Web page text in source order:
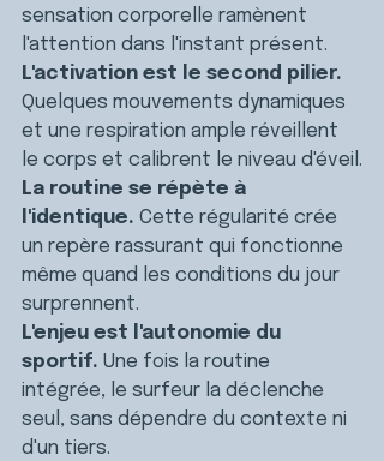
sensation corporelle ramènent
l'attention dans l'instant présent.
L'activation est le second pilier.
Quelques mouvements dynamiques
et une respiration ample réveillent
le corps et calibrent le niveau d'éveil.
La routine se répète à
l'identique. Cette régularité crée
un repère rassurant qui fonctionne
même quand les conditions du jour
surprennent.
L'enjeu est l'autonomie du
sportif. Une fois la routine
intégrée, le surfeur la déclenche
seul, sans dépendre du contexte ni
d'un tiers.